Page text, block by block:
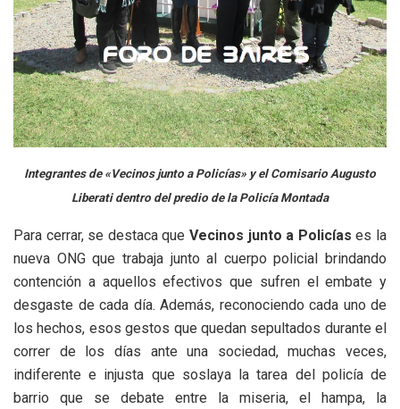
Integrantes de «Vecinos junto a Policías» y el Comisario Augusto
Liberati dentro del predio de la Policía Montada
Para cerrar, se destaca que Vecinos junto a Policías es la
nueva ONG que trabaja junto al cuerpo policial brindando
contención a aquellos efectivos que sufren el embate y
desgaste de cada día. Además, reconociendo cada uno de
los hechos, esos gestos que quedan sepultados durante el
correr de los días ante una sociedad, muchas veces,
indiferente e injusta que soslaya la tarea del policía de
barrio que se debate entre la miseria, el hampa, la